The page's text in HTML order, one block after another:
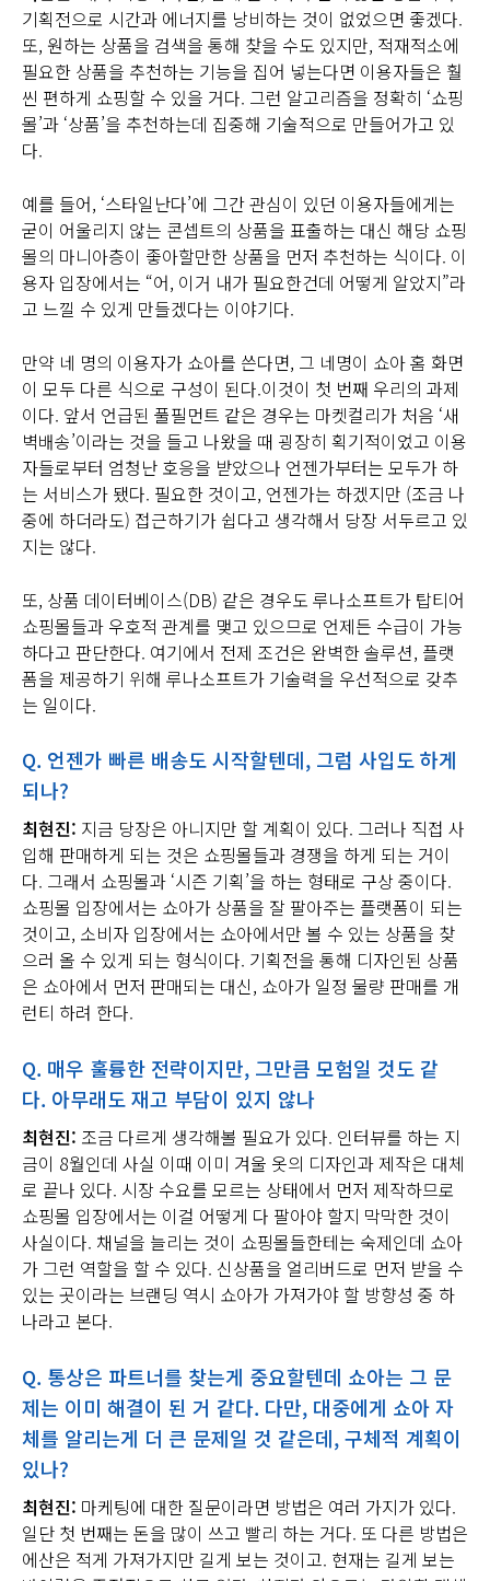
기획전으로 시간과 에너지를 낭비하는 것이 없었으면 좋겠다.
또, 원하는 상품을 검색을 통해 찾을 수도 있지만, 적재적소에
필요한 상품을 추천하는 기능을 집어 넣는다면 이용자들은 훨
씬 편하게 쇼핑할 수 있을 거다. 그런 알고리즘을 정확히 ‘쇼핑
몰’과 ‘상품’을 추천하는데 집중해 기술적으로 만들어가고 있
다.
예를 들어, ‘스타일난다’에 그간 관심이 있던 이용자들에게는
굳이 어울리지 않는 콘셉트의 상품을 표출하는 대신 해당 쇼핑
몰의 마니아층이 좋아할만한 상품을 먼저 추천하는 식이다. 이
용자 입장에서는 “어, 이거 내가 필요한건데 어떻게 알았지”라
고 느낄 수 있게 만들겠다는 이야기다.
만약 네 명의 이용자가 쇼아를 쓴다면, 그 네명이 쇼아 홈 화면
이 모두 다른 식으로 구성이 된다.이것이 첫 번째 우리의 과제
이다. 앞서 언급된 풀필먼트 같은 경우는 마켓컬리가 처음 ‘새
벽배송’이라는 것을 들고 나왔을 때 굉장히 획기적이었고 이용
자들로부터 엄청난 호응을 받았으나 언젠가부터는 모두가 하
는 서비스가 됐다. 필요한 것이고, 언젠가는 하겠지만 (조금 나
중에 하더라도) 접근하기가 쉽다고 생각해서 당장 서두르고 있
지는 않다.
또, 상품 데이터베이스(DB) 같은 경우도 루나소프트가 탑티어
쇼핑몰들과 우호적 관계를 맺고 있으므로 언제든 수급이 가능
하다고 판단한다. 여기에서 전제 조건은 완벽한 솔루션, 플랫
폼을 제공하기 위해 루나소프트가 기술력을 우선적으로 갖추
는 일이다.
Q. 언젠가 빠른 배송도 시작할텐데, 그럼 사입도 하게
되나?
최현진: 지금 당장은 아니지만 할 계획이 있다. 그러나 직접 사
입해 판매하게 되는 것은 쇼핑몰들과 경쟁을 하게 되는 거이
다. 그래서 쇼핑몰과 ‘시즌 기획’을 하는 형태로 구상 중이다.
쇼핑몰 입장에서는 쇼아가 상품을 잘 팔아주는 플랫폼이 되는
것이고, 소비자 입장에서는 쇼아에서만 볼 수 있는 상품을 찾
으러 올 수 있게 되는 형식이다. 기획전을 통해 디자인된 상품
은 쇼아에서 먼저 판매되는 대신, 쇼아가 일정 물량 판매를 개
런티 하려 한다.
Q. 매우 훌륭한 전략이지만, 그만큼 모험일 것도 같
다. 아무래도 재고 부담이 있지 않나
최현진: 조금 다르게 생각해볼 필요가 있다. 인터뷰를 하는 지
금이 8월인데 사실 이때 이미 겨울 옷의 디자인과 제작은 대체
로 끝나 있다. 시장 수요를 모르는 상태에서 먼저 제작하므로
쇼핑몰 입장에서는 이걸 어떻게 다 팔아야 할지 막막한 것이
사실이다. 채널을 늘리는 것이 쇼핑몰들한테는 숙제인데 쇼아
가 그런 역할을 할 수 있다. 신상품을 얼리버드로 먼저 받을 수
있는 곳이라는 브랜딩 역시 쇼아가 가져가야 할 방향성 중 하
나라고 본다.
Q. 통상은 파트너를 찾는게 중요할텐데 쇼아는 그 문
제는 이미 해결이 된 거 같다. 다만, 대중에게 쇼아 자
체를 알리는게 더 큰 문제일 것 같은데,구체적 계획이
있나?
최현진: 마케팅에 대한 질문이라면 방법은 여러 가지가 있다.
일단 첫 번째는 돈을 많이 쓰고 빨리 하는 거다. 또 다른 방법은
에산은 적게 가져가지만 길게 보는 것이고. 현재는 길게 보는